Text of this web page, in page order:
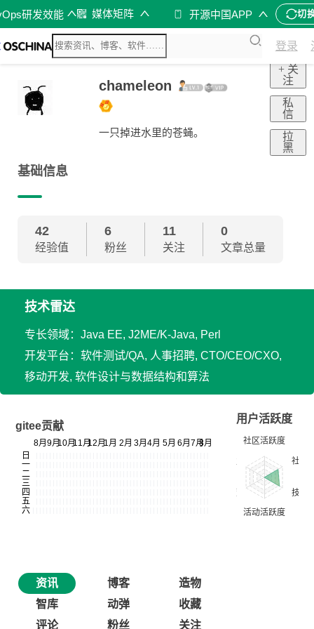
研发效能 媒体矩阵 开源中国APP 切
登录
chameleon
一只掉进水里的苍蝇。
+ 关
注
私
信
拉
黑
基础信息
42
经验值
6
粉丝
11
关注
0
文章总量
技术雷达
专长领域：Java EE, J2ME/K-Java, Perl
开发平台：软件测试/QA, 人事招聘, CTO/CEO/CXO,
移动开发, 软件设计与数据结构和算法
gitee贡献
用户活跃度
资讯 博客
造物
智库
动弹
收藏
评论
粉丝 关注